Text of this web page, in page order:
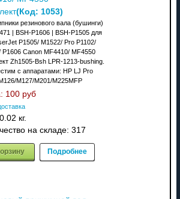
(Код: 1053)
резинового вала (бушинги)
| BSH-P1606 | BSH-P1505 для
P1505/ M1522/ Pro P1102/
P1606 Canon MF4410/ MF4550
Zh1505-Bsh LPR-1213-bushing.
с аппаратами: НР LJ Pro
M127/M201/M225MFP
100 руб
0.02 кг.
на складе: 317
Подробнее